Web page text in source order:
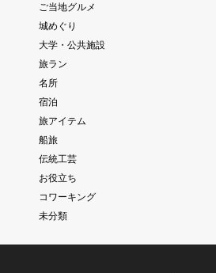
ご当地グルメ
城めぐり
大学・公共施設
旅ラン
名所
宿泊
旅アイテム
船旅
伝統工芸
お役立ち
コワーキング
未分類